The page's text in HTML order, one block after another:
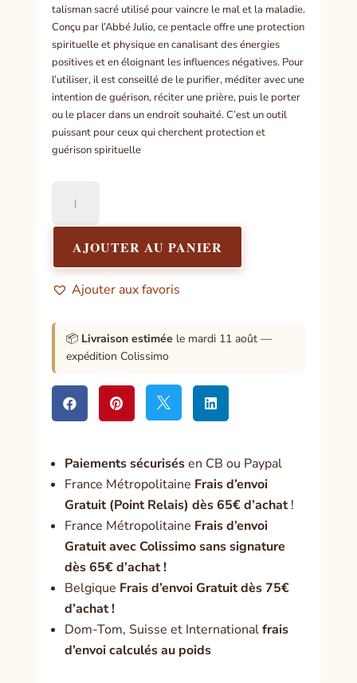
talisman sacré utilisé pour vaincre le mal et la maladie.
Conçu par l’Abbé Julio, ce pentacle offre une protection
spirituelle et physique en canalisant des énergies
positives et en éloignant les influences négatives. Pour
l’utiliser, il est conseillé de le purifier, méditer avec une
intention de guérison, réciter une prière, puis le porter
ou le placer dans un endroit souhaité. C’est un outil
puissant pour ceux qui cherchent protection et
guérison spirituelle
Pentacle
Amour
AJOUTER AU PANIER
Ajouter aux favoris
📦 Livraison estimée le mardi 11 août —
expédition Colissimo
   
Paiements sécurisésen CB ou Paypal
France Métropolitaine Frais d’envoi
Gratuit (Point Relais) dès 65€ d’achat!
France Métropolitaine Frais d’envoi
Gratuit avec Colissimo sans signature
dès 65€ d’achat !
Belgique Frais d’envoi Gratuit dès 75€
d’achat !
Dom-Tom, Suisse et Internationalfrais
d’envoi calculés au poids